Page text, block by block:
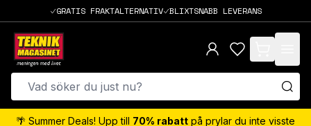
GRATIS FRAKTALTERNATIV BLIXTSNABB LEVERANS
items in cart,
🌴 Summer Deals! Upp till 70% rabatt på prylar du inte visste